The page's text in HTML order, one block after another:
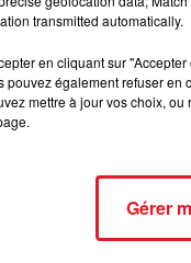
13 juillet
LA
transmitted automatically.
en cliquant sur
pouvez également refuser
mettre à jour vos choix,
Gérer